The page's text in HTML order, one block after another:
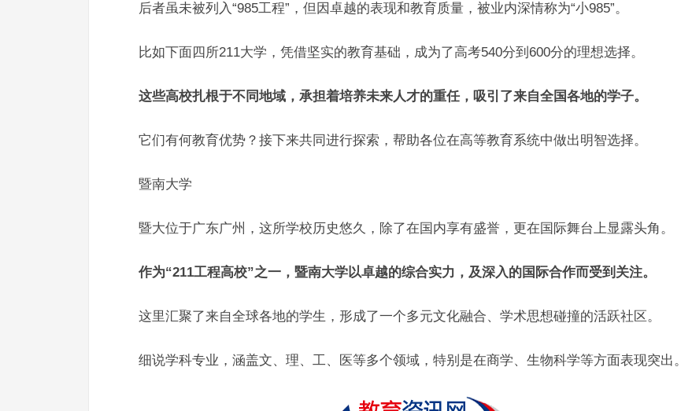
后者虽未被列入“985工程”，但因卓越的表现和教育质量，被业内深情称为“小985”。
比如下面四所211大学，凭借坚实的教育基础，成为了高考540分到600分的理想选择。
这些高校扎根于不同地域，承担着培养未来人才的重任，吸引了来自全国各地的学子。
它们有何教育优势？接下来共同进行探索，帮助各位在高等教育系统中做出明智选择。
暨南大学
暨大位于广东广州，这所学校历史悠久，除了在国内享有盛誉，更在国际舞台上显露头角。
作为“211工程高校”之一，暨南大学以卓越的综合实力，及深入的国际合作而受到关注。
这里汇聚了来自全球各地的学生，形成了一个多元文化融合、学术思想碰撞的活跃社区。
细说学科专业，涵盖文、理、工、医等多个领域，特别是在商学、生物科学等方面表现突出。